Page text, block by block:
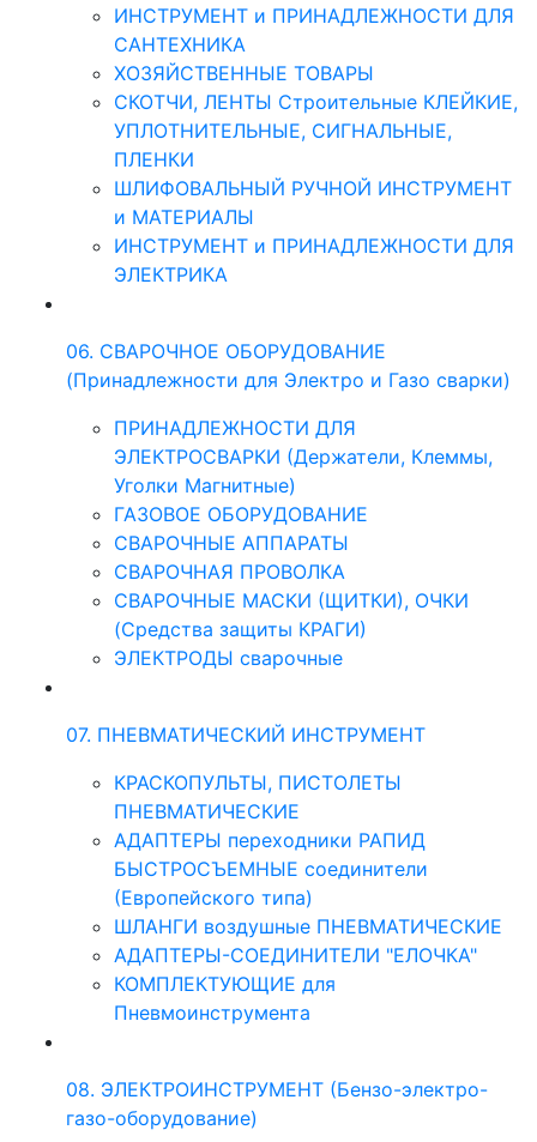
ИНСТРУМЕНТ и ПРИНАДЛЕЖНОСТИ ДЛЯ
САНТЕХНИКА
ХОЗЯЙСТВЕННЫЕ ТОВАРЫ
СКОТЧИ, ЛЕНТЫ Строительные КЛЕЙКИЕ,
УПЛОТНИТЕЛЬНЫЕ, СИГНАЛЬНЫЕ,
ПЛЕНКИ
ШЛИФОВАЛЬНЫЙ РУЧНОЙ ИНСТРУМЕНТ
и МАТЕРИАЛЫ
ИНСТРУМЕНТ и ПРИНАДЛЕЖНОСТИ ДЛЯ
ЭЛЕКТРИКА
06. СВАРОЧНОЕ ОБОРУДОВАНИЕ
(Принадлежности для Электро и Газо сварки)
ПРИНАДЛЕЖНОСТИ ДЛЯ
ЭЛЕКТРОСВАРКИ (Держатели, Клеммы,
Уголки Магнитные)
ГАЗОВОЕ ОБОРУДОВАНИЕ
СВАРОЧНЫЕ АППАРАТЫ
СВАРОЧНАЯ ПРОВОЛКА
СВАРОЧНЫЕ МАСКИ (ЩИТКИ), ОЧКИ
(Средства защиты КРАГИ)
ЭЛЕКТРОДЫ сварочные
07. ПНЕВМАТИЧЕСКИЙ ИНСТРУМЕНТ
КРАСКОПУЛЬТЫ, ПИСТОЛЕТЫ
ПНЕВМАТИЧЕСКИЕ
АДАПТЕРЫ переходники РАПИД
БЫСТРОСЪЕМНЫЕ соединители
(Европейского типа)
ШЛАНГИ воздушные ПНЕВМАТИЧЕСКИЕ
АДАПТЕРЫ-СОЕДИНИТЕЛИ "ЕЛОЧКА"
КОМПЛЕКТУЮЩИЕ для
Пневмоинструмента
08. ЭЛЕКТРОИНСТРУМЕНТ (Бензо-электро-
газо-оборудование)